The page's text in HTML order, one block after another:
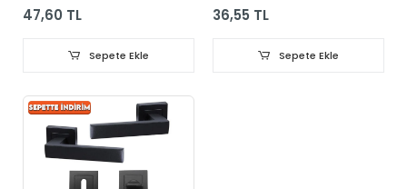
47,60 TL
Sepete Ekle
36,55 TL
Sepete Ekle